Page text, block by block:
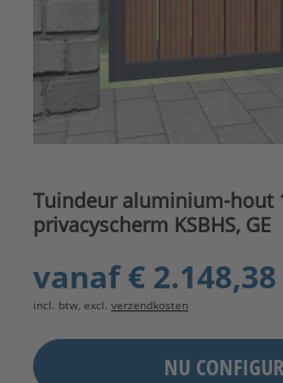
Tuindeur aluminium-hout
privacyscherm KSBHS, GE
vanaf€ 2.148,38
incl. btw, excl. verzendkosten
NU